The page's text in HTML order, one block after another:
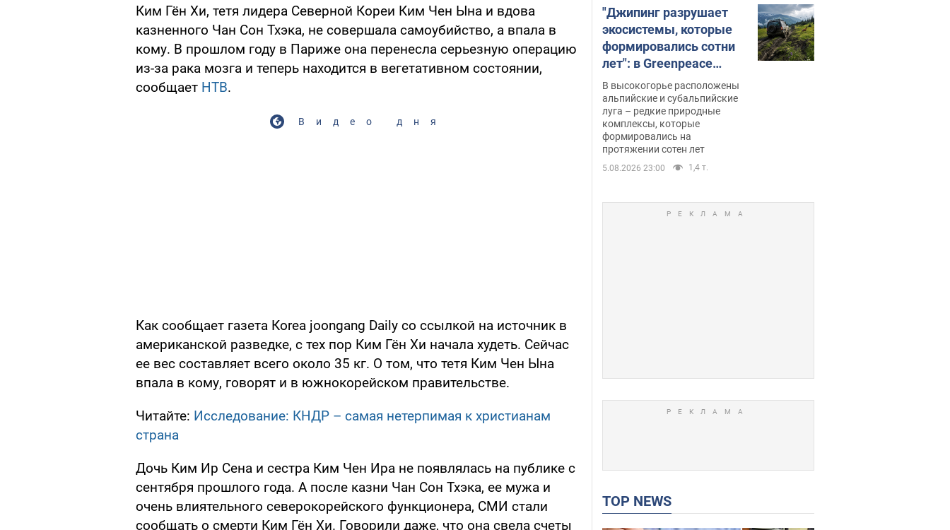
Ким Гён Хи, тетя лидера Северной Кореи Ким Чен Ына и вдова
казненного Чан Сон Тхэка, не совершала самоубийство, а впала в
кому. В прошлом году в Париже она перенесла серьезную операцию
из-за рака мозга и теперь находится в вегетативном состоянии,
сообщает НТВ.
Видео дня
Как сообщает газета Кorea joongang Daily со ссылкой на источник в
американской разведке, с тех пор Ким Гён Хи начала худеть. Сейчас
ее вес составляет всего около 35 кг. О том, что тетя Ким Чен Ына
впала в кому, говорят и в южнокорейском правительстве.
Читайте: Исследование: КНДР – самая нетерпимая к христианам
страна
Дочь Ким Ир Сена и сестра Ким Чен Ира не появлялась на публике с
сентября прошлого года. А после казни Чан Сон Тхэка, ее мужа и
очень влиятельного северокорейского функционера, СМИ стали
сообщать о смерти Ким Гён Хи. Говорили даже, что она свела счеты
"Джипинг разрушает
экосистемы, которые
формировались сотни
лет": в Greenpeace
забили тревогу
В высокогорье расположены
альпийские и субальпийские
луга – редкие природные
комплексы, которые
формировались на
протяжении сотен лет
5.08.2026 23:00 1,4 т.
TOP NEWS